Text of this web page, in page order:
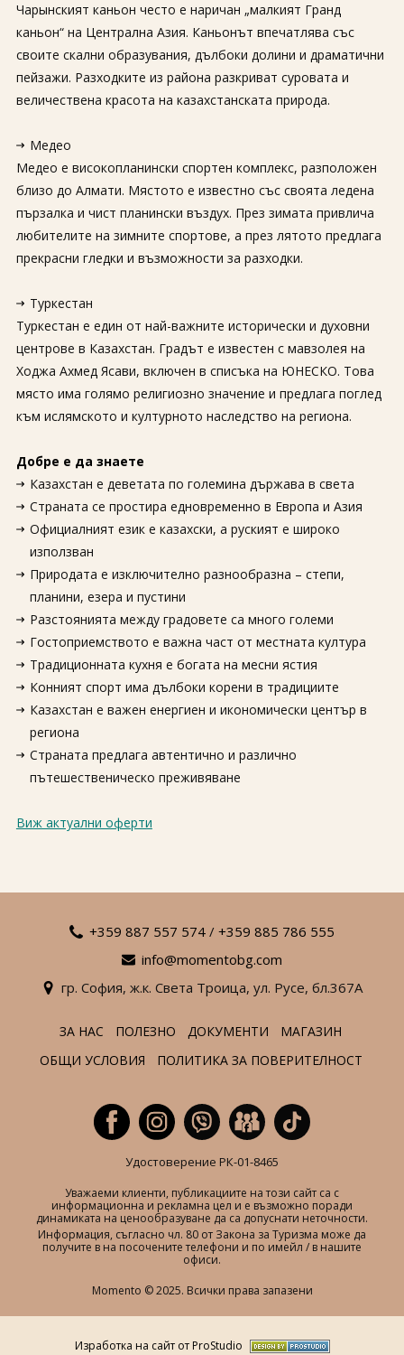
Чарынският каньон често е наричан „малкият Гранд
каньон“ на Централна Азия. Каньонът впечатлява със
своите скални образувания, дълбоки долини и драматични
пейзажи. Разходките из района разкриват суровата и
величествена красота на казахстанската природа.
Медео
Медео е високопланински спортен комплекс, разположен
близо до Алмати. Мястото е известно със своята ледена
пързалка и чист планински въздух. През зимата привлича
любителите на зимните спортове, а през лятото предлага
прекрасни гледки и възможности за разходки.
Туркестан
Туркестан е един от най-важните исторически и духовни
центрове в Казахстан. Градът е известен с мавзолея на
Ходжа Ахмед Ясави, включен в списъка на ЮНЕСКО. Това
място има голямо религиозно значение и предлага поглед
към ислямското и културното наследство на региона.
Добре е да знаете
Казахстан е деветата по големина държава в света
Страната се простира едновременно в Европа и Азия
Официалният език е казахски, а руският е широко
използван
Природата е изключително разнообразна – степи,
планини, езера и пустини
Разстоянията между градовете са много големи
Гостоприемството е важна част от местната култура
Традиционната кухня е богата на месни ястия
Конният спорт има дълбоки корени в традициите
Казахстан е важен енергиен и икономически център в
региона
Страната предлага автентично и различно
пътешественическо преживяване
Виж актуални оферти
+359 887 557 574 / +359 885 786 555
info@momentobg.com
гр. София, ж.к. Света Троица, ул. Русе, бл.367А
ЗА НАС ПОЛЕЗНО ДОКУМЕНТИ
МАГАЗИН
ОБЩИ УСЛОВИЯ
ПОЛИТИКА ЗА ПОВЕРИТЕЛНОСТ
Удостоверение РК-01-8465
Уважаеми клиенти, публикациите на този сайт са с
информационна и рекламна цел и е възможно поради
динамиката на ценообразуване да са допуснати неточности.
Информация, съгласно чл. 80 от Закона за Туризма може да
получите в на посочените телефони и по имейл / в нашите
офиси.
Momento © 2025. Всички права запазени
Изработка на сайт от ProStudio